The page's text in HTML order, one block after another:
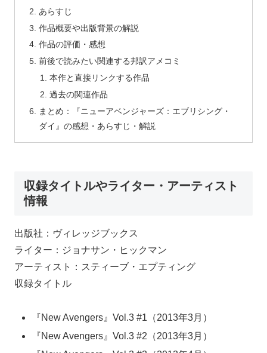
あらすじ
作品概要や出版背景の解説
作品の評価・感想
前後で読みたい関連する邦訳アメコミ
本作と直接リンクする作品
過去の関連作品
まとめ：『ニューアベンジャーズ：エブリシング・
ダイ』の感想・あらすじ・解説
収録タイトルやライター・アーティスト
情報
出版社：ヴィレッジブックス
ライター：ジョナサン・ヒックマン
アーティスト：スティーブ・エプティング
収録タイトル
『New Avengers』Vol.3 #1（2013年3月）
『New Avengers』Vol.3 #2（2013年3月）